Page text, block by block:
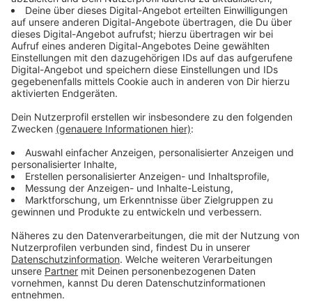
Steuernummer: 103/5839/0198
Ust-ID-Nr.: DE 119247321
Finanzamt Düsseldorf Altstadt
Landesanstalt für Medien Nordrhein-Westfalen (LfM)
40221 Düsseldorf
DATENSCHUTZBESTIMMUNGEN UND
TEILNAHMENBEDINGUNGEN
Datenschutzbestimmungen
Teilnahmebedingungen für Gewinnspiele